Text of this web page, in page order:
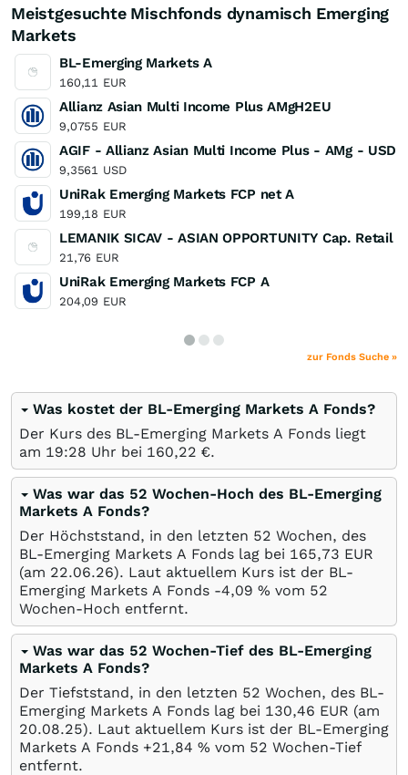
Meistgesuchte Mischfonds dynamisch Emerging
Markets
BL-Emerging Markets A
160,11 EUR
Allianz Asian Multi Income Plus AMgH2EU
9,0755 EUR
AGIF - Allianz Asian Multi Income Plus - AMg - USD
9,3561 USD
UniRak Emerging Markets FCP net A
199,18 EUR
LEMANIK SICAV - ASIAN OPPORTUNITY Cap. Retail
21,76 EUR
UniRak Emerging Markets FCP A
204,09 EUR
zur Fonds Suche »
Was kostet der BL-Emerging Markets A Fonds?
Der Kurs des BL-Emerging Markets A Fonds liegt
am 19:28 Uhr bei 160,22 €.
Was war das 52 Wochen-Hoch des BL-Emerging
Markets A Fonds?
Der Höchststand, in den letzten 52 Wochen, des
BL-Emerging Markets A Fonds lag bei 165,73 EUR
(am 22.06.26). Laut aktuellem Kurs ist der BL-
Emerging Markets A Fonds -4,09 % vom 52
Wochen-Hoch entfernt.
Was war das 52 Wochen-Tief des BL-Emerging
Markets A Fonds?
Der Tiefststand, in den letzten 52 Wochen, des BL-
Emerging Markets A Fonds lag bei 130,46 EUR (am
20.08.25). Laut aktuellem Kurs ist der BL-Emerging
Markets A Fonds +21,84 % vom 52 Wochen-Tief
entfernt.